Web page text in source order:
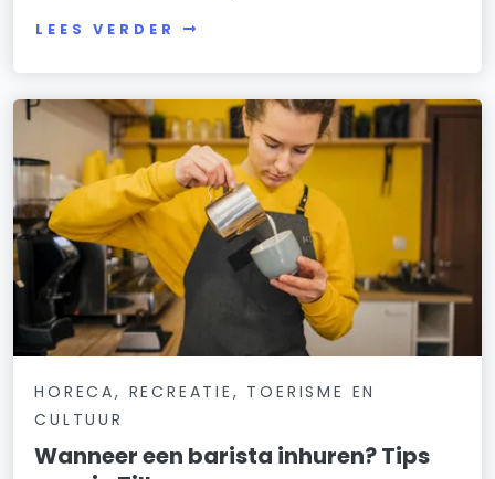
LEES VERDER
HORECA, RECREATIE, TOERISME EN
CULTUUR
Wanneer een barista inhuren? Tips